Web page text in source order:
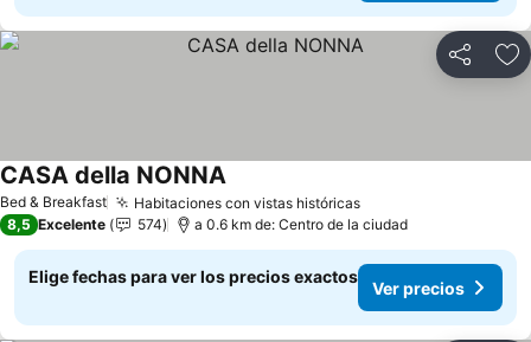
Compartir
Bed & Breakfast Habitaciones con vistas históricasVer precios
CASA della NONNAVer precios
8,5 Excelente 574 a 0.6 km de: Centro de la ciudad
Elige fechas para ver los precios exactos
Ver precios